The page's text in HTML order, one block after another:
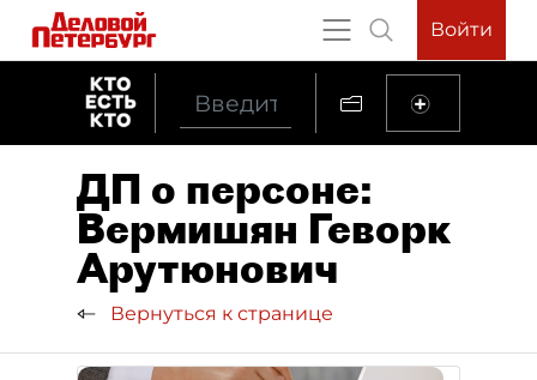
Войти
ДП о персоне:
Вермишян Геворк
Арутюнович
Вернуться к странице